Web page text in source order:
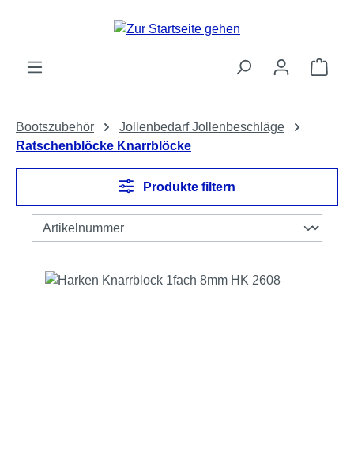
Zum Hauptinhalt springen
Bootszubehör
Jollenbedarf Jollenbeschläge
Ratschenblöcke Knarrblöcke
Produkte filtern